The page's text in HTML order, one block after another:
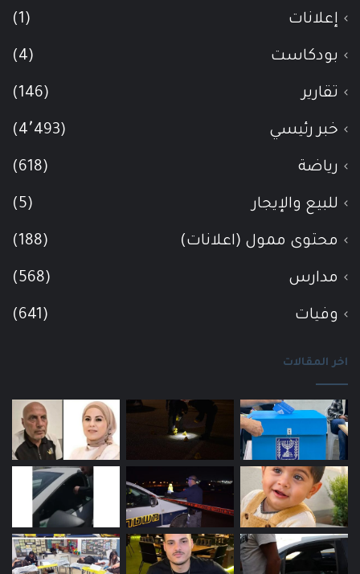
إعلانات (1)
بودكاست (4)
تقارير (146)
خبر رئيسي (4٬493)
رياضة (618)
للبيع والإيجار (5)
محتوى ممول (اعلانات) (188)
مدارس (568)
وفيات (641)
اخر المقالات